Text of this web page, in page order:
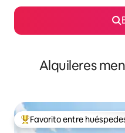
Alquileres
Favorito entre huéspedes
Favorito entre